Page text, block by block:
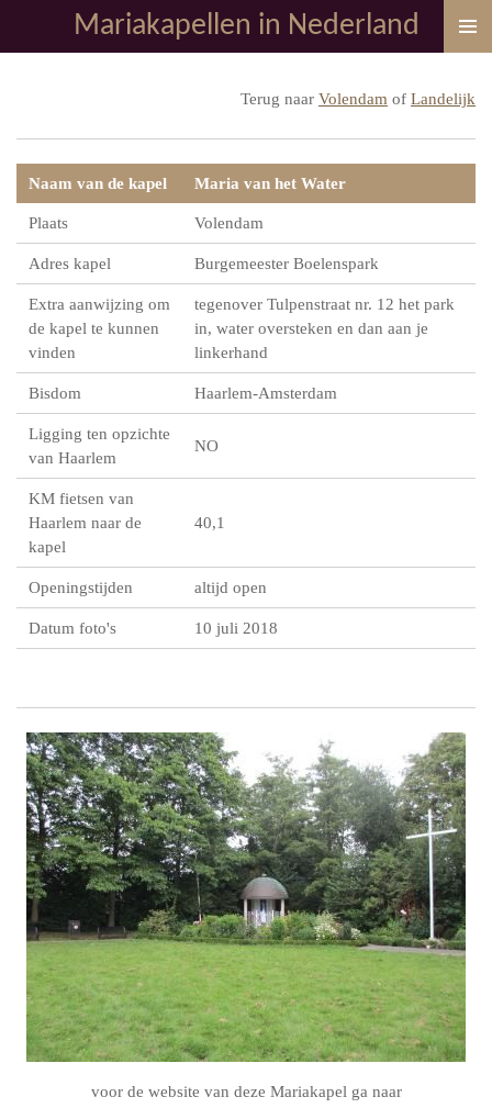
direct
Mariakapellen in Nederland
Terug naar Volendam of Landelijk
Naam van de kapel Maria van het Water
Plaats Volendam
Adres kapel Burgemeester Boelenspark
Extra aanwijzing om
de kapel te kunnen
vinden
tegenover Tulpenstraat nr. 12 het park
in, water oversteken en dan aan je
linkerhand
Bisdom Haarlem-Amsterdam
Ligging ten opzichte
van Haarlem
NO
KM fietsen van
Haarlem naar de
kapel
40,1
Openingstijden altijd open
Datum foto's 10 juli 2018
voor de website van deze Mariakapel ga naar